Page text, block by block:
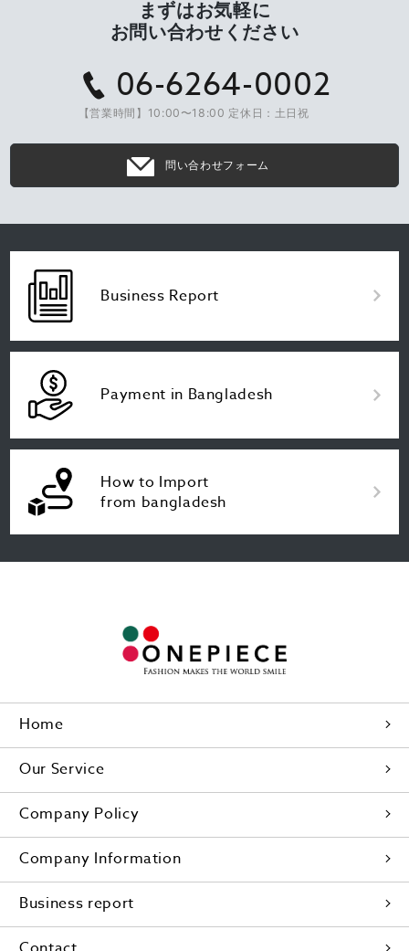
まずはお気軽に
お問い合わせください
06-6264-0002
【営業時間】10:00〜18:00 定休日：土日祝
問い合わせフォーム
Business Report
Payment in Bangladesh
How to Import
from bangladesh
Home
Our Service
Company Policy
Company Information
Business report